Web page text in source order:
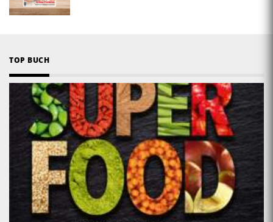
TOP BUCH